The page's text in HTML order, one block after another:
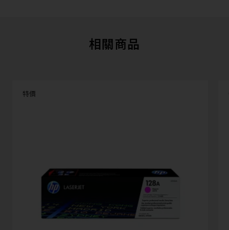
相關商品
特價